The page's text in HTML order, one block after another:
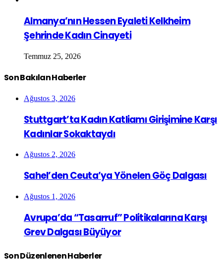
Almanya’nın Hessen Eyaleti Kelkheim
Şehrinde Kadın Cinayeti
Temmuz 25, 2026
Son Bakılan Haberler
Ağustos 3, 2026
Stuttgart’ta Kadın Katliamı Girişimine Karşı
Kadınlar Sokaktaydı
Ağustos 2, 2026
Sahel’den Ceuta’ya Yönelen Göç Dalgası
Ağustos 1, 2026
Avrupa’da “Tasarruf” Politikalarına Karşı
Grev Dalgası Büyüyor
Son Düzenlenen Haberler